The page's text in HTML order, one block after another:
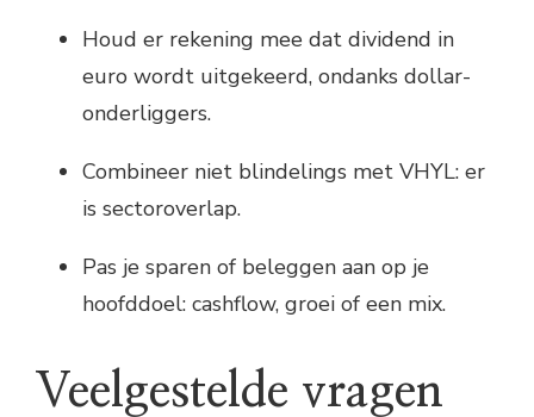
Houd er rekening mee dat dividend in
euro wordt uitgekeerd, ondanks dollar-
onderliggers.
Combineer niet blindelings met VHYL: er
is sectoroverlap.
Pas je sparen of beleggen aan op je
hoofddoel: cashflow, groei of een mix.
Veelgestelde vragen